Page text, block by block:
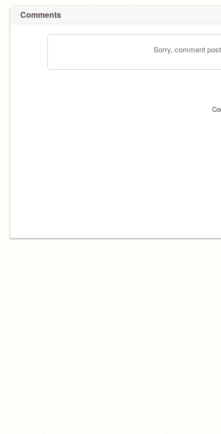
Comments
Sorry, comment